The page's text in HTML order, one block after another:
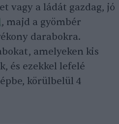
vagy a ládát gazdag, jó
, majd a gyömbér
darabokra.
amelyeken kis
és ezekkel lefelé
körülbelül 4